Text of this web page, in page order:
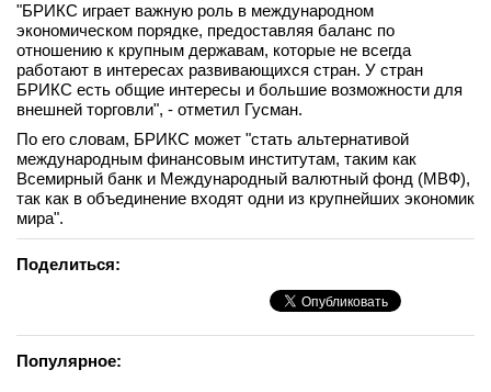
Новости
Интервью
вконтакте
телеграм
Стать автором
Вход
"БРИКС играет важную роль в международном
экономическом порядке, предоставляя баланс по
отношению к крупным державам, которые не всегда
работают в интересах развивающихся стран. У стран
БРИКС есть общие интересы и большие возможности для
внешней торговли", - отметил Гусман.
По его словам, БРИКС может "стать альтернативой
международным финансовым институтам, таким как
Всемирный банк и Международный валютный фонд (МВФ),
так как в объединение входят одни из крупнейших экономик
мира".
Поделиться:
Популярное: